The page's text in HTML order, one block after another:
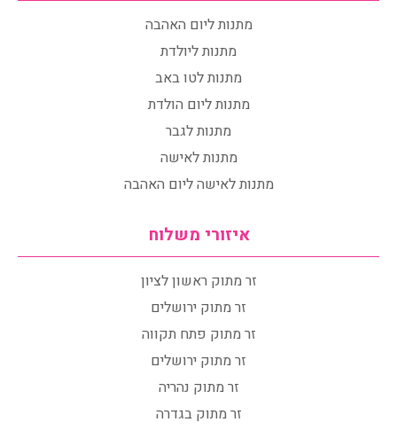
מתנות ליום האהבה
מתנות ליולדת
מתנות לטו באב
מתנות ליום הולדת
מתנות לגבר
מתנות לאישה
מתנות לאישה ליום האהבה
איזורי משלוח
זר מתוק ראשון לציון
זר מתוק ירושלים
זר מתוק פתח תקווה
זר מתוק ירושלים
זר מתוק נהריה
זר מתוק בגדרה